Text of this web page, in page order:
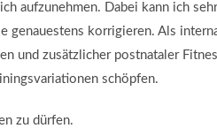
aufzunehmen. Dabei kann ich
genauestens korrigieren. Als
und zusätzlicher postnataler
schöpfen.
zu dürfen.